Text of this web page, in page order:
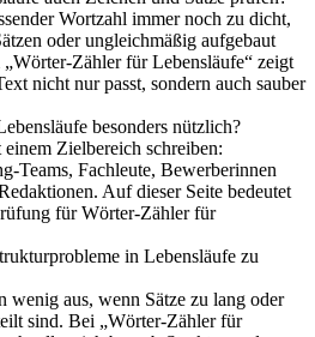
Wortzahl immer noch zu dicht,
oder ungleichmäßig aufgebaut
Zähler für Lebensläufe“ zeigt
nicht nur passt, sondern auch sauber
besonders nützlich?
Zielbereich schreiben:
Teams, Fachleute, Bewerberinnen
Auf dieser Seite bedeutet
für Wörter-Zähler für
in Lebensläufe zu
wenig aus, wenn Sätze zu lang oder
sind. Bei „Wörter-Zähler für